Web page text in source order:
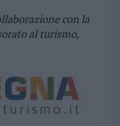
con la
al turismo,